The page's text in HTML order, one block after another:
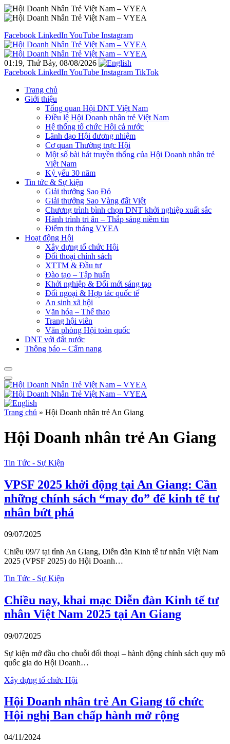
Facebook LinkedIn YouTube Instagram
01:19, Thứ Bảy, 08/08/2026
Facebook LinkedIn YouTube Instagram TikTok
Trang chủ
Giới thiệu
Tổng quan Hội DNT Việt Nam
Điều lệ Hội Doanh nhân trẻ Việt Nam
Hệ thống tổ chức Hội cả nước
Lãnh đạo Hội đương nhiệm
Cơ quan Thường trực Hội
Một số bài hát truyền thống của Hội Doanh nhân trẻ
Việt Nam
Kỷ yếu 30 năm
Tin tức & Sự kiện
Giải thưởng Sao Đỏ
Giải thưởng Sao Vàng đất Việt
Chương trình bình chọn DNT khởi nghiệp xuất sắc
Hành trình tri ân – Thắp sáng niềm tin
Điểm tin tháng VYEA
Hoạt động Hội
Xây dựng tổ chức Hội
Đối thoại chính sách
XTTM & Đầu tư
Đào tạo – Tập huấn
Khởi nghiệp & Đổi mới sáng tạo
Đối ngoại & Hợp tác quốc tế
An sinh xã hội
Văn hóa – Thể thao
Trang hội viên
Văn phòng Hội toàn quốc
DNT với đất nước
Thông báo – Cẩm nang
Trang chủ » Hội Doanh nhân trẻ An Giang
Hội Doanh nhân trẻ An Giang
Tin Tức - Sự Kiện
VPSF 2025 khởi động tại An Giang: Cần
những chính sách “may đo” để kinh tế tư
nhân bứt phá
09/07/2025
Chiều 09/7 tại tỉnh An Giang, Diễn đàn Kinh tế tư nhân Việt Nam
2025 (VPSF 2025) do Hội Doanh…
Tin Tức - Sự Kiện
Chiều nay, khai mạc Diễn đàn Kinh tế tư
nhân Việt Nam 2025 tại An Giang
09/07/2025
Sự kiện mở đầu cho chuỗi đối thoại – hành động chính sách quy mô
quốc gia do Hội Doanh…
Xây dựng tổ chức Hội
Hội Doanh nhân trẻ An Giang tổ chức
Hội nghị Ban chấp hành mở rộng
04/11/2024